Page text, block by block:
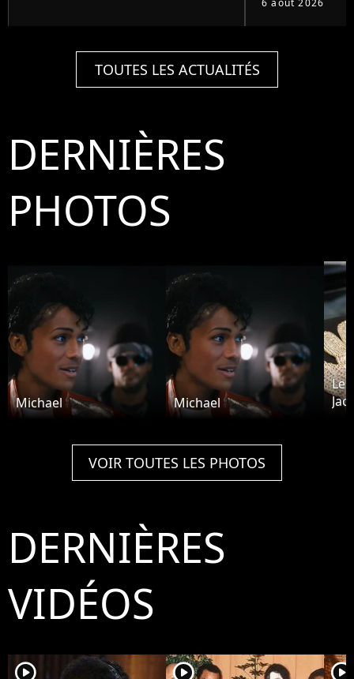
6 août 2026
TOUTES LES ACTUALITÉS
DERNIÈRES
PHOTOS
Michael Michael
Le
VOIR TOUTES LES PHOTOS
DERNIÈRES
VIDÉOS
player2 player2 player2